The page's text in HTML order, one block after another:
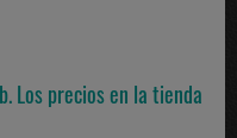
Los precios en la tienda